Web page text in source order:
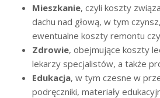
Mieszkanie, czyli koszty
dachu nad głową, w tym
ewentualne koszty remontu
Zdrowie, obejmujące koszty
lekarzy specjalistów, a także
Edukacja, w tym czesne w
podręczniki, materiały